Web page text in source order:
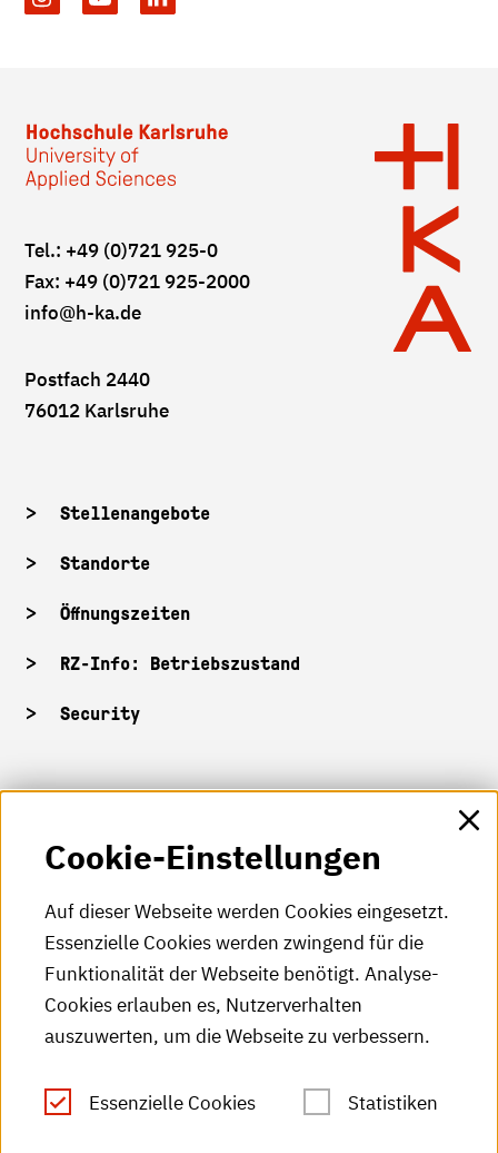
Tel.: +49 (0)721 925-0
Fax: +49 (0)721 925-2000
info@h-ka.de
Postfach 2440
76012 Karlsruhe
Stellenangebote
Standorte
Öffnungszeiten
RZ-Info: Betriebszustand
Security
HKA-Shop
HKA-Videos
HKA-Podcast
HKA-Publikationen
RSS-Feed
Leichte Sprache
Cookie-Einstellungen
Auf dieser Webseite werden Cookies eingesetzt.
Essenzielle Cookies werden zwingend für die
Funktionalität der Webseite benötigt. Analyse-
Cookies erlauben es, Nutzerverhalten
auszuwerten, um die Webseite zu verbessern.
Essenzielle Cookies Statistiken